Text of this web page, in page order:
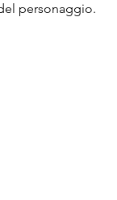
personaggio.